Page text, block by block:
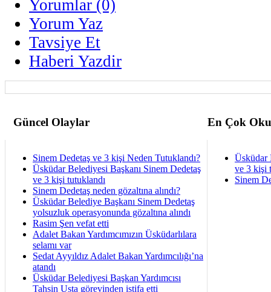
Yorumlar (0)
Yorum Yaz
Tavsiye Et
Haberi Yazdir
Güncel Olaylar En Çok
Sinem Dedetaş ve 3 kişi Neden Tutuklandı?
Üsküdar Belediyesi Başkanı Sinem Dedetaş
ve 3 kişi tutuklandı
Sinem Dedetaş neden gözaltına alındı?
Üsküdar Belediye Başkanı Sinem Dedetaş
yolsuzluk operasyonunda gözaltına alındı
Rasim Şen vefat etti
Adalet Bakan Yardımcımızın Üsküdarlılara
selamı var
Sedat Ayyıldız Adalet Bakan Yardımcılığı’na
atandı
Üsküdar Belediyesi Başkan Yardımcısı
Tahsin Usta görevinden istifa etti
Üsküdar
ve 3 kişi
Sinem